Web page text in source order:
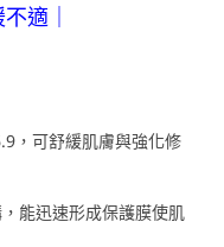
適｜
，可舒緩肌膚與強化修
能迅速形成保護膜使肌